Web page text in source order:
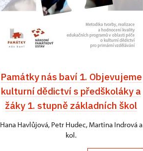
Památky nás baví 1. Objevujeme
kulturní dědictví s předškoláky a
žáky 1. stupně základních škol
Hana Havlůjová, Petr Hudec, Martina Indrová a
kol.